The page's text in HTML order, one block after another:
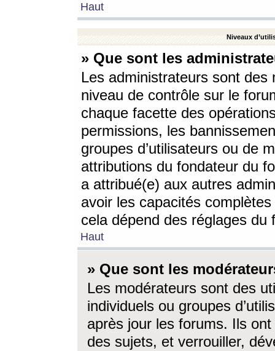
Haut
Niveaux
» Que sont les
Les administrateurs sont
niveau de contrôle sur le
chaque facette des
permissions, les
groupes d’utilisateurs ou de
attributions du fondateur du
a attribué(e) aux autres
avoir les capacités
cela dépend des réglages du
Haut
» Que sont les
Les modérateurs sont des
individuels ou groupes
après jour les forums. Ils ont
des sujets, et verrouiller,